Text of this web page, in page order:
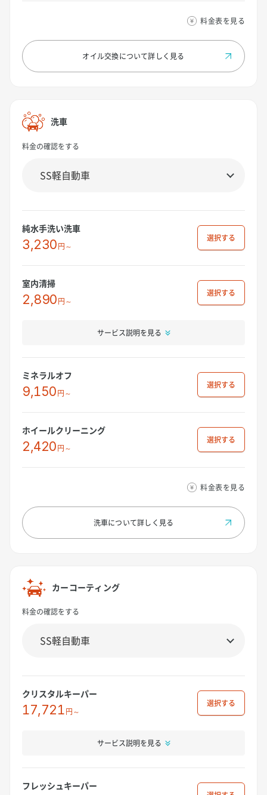
料金表を見る
オイル交換について詳しく見る
洗車
料金の確認をする
純水手洗い洗車
3,230円～
選択
室内清掃
2,890円～
選択
サービス説明を見る
ミネラルオフ
9,150円～
選択
ホイールクリーニング
2,420円～
選択
料金表を見る
洗車について詳しく見る
カーコーティング
料金の確認をする
クリスタルキーパー
17,721円～
選択
サービス説明を見る
フレッシュキーパー